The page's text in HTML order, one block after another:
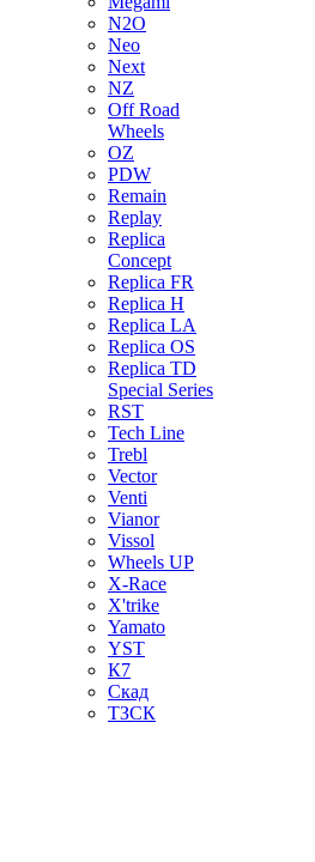
N2O
Neo
Next
NZ
Off Road
Wheels
OZ
PDW
Remain
Replay
Replica
Concept
Replica FR
Replica H
Replica LA
Replica OS
Replica TD
Special Series
RST
Tech Line
Trebl
Vector
Venti
Vianor
Vissol
Wheels UP
X-Race
X'trike
Yamato
YST
К7
Скад
ТЗСК